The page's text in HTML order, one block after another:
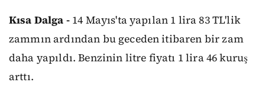
Kısa Dalga -14 Mayıs'ta yapılan 1 lira 83 TL'lik
zammın ardından bu geceden itibaren bir zam
daha yapıldı. Benzinin litre fiyatı 1 lira 46 kuruş
arttı.